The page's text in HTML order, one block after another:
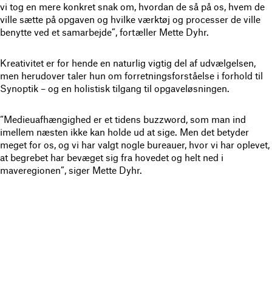
vi tog en mere konkret snak om, hvordan de så på os, hvem de
ville sætte på opgaven og hvilke værktøj og processer de ville
benytte ved et samarbejde”, fortæller Mette Dyhr.
Kreativitet er for hende en naturlig vigtig del af udvælgelsen,
men herudover taler hun om forretningsforståelse i forhold til
Synoptik – og en holistisk tilgang til opgaveløsningen.
“Medieuafhængighed er et tidens buzzword, som man ind
imellem næsten ikke kan holde ud at sige. Men det betyder
meget for os, og vi har valgt nogle bureauer, hvor vi har oplevet,
at begrebet har bevæget sig fra hovedet og helt ned i
maveregionen”, siger Mette Dyhr.